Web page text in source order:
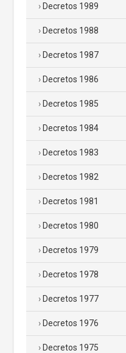
Decretos 1989
Decretos 1988
Decretos 1987
Decretos 1986
Decretos 1985
Decretos 1984
Decretos 1983
Decretos 1982
Decretos 1981
Decretos 1980
Decretos 1979
Decretos 1978
Decretos 1977
Decretos 1976
Decretos 1975